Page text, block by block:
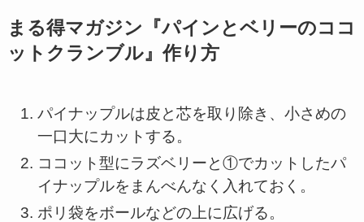
まる得マガジン『パインとベリーのココ
ットクランブル』作り方
パイナップルは皮と芯を取り除き、小さめの
一口大にカットする。
ココット型にラズベリーと①でカットしたパ
イナップルをまんべんなく入れておく。
ポリ袋をボールなどの上に広げる。